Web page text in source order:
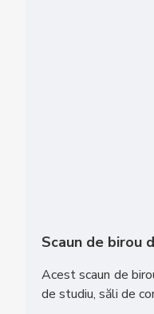
Scaun de birou
Acest scaun de
de studiu, săli de